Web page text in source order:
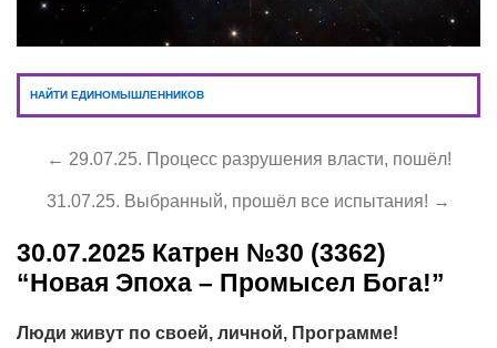
НАЙТИ ЕДИНОМЫШЛЕННИКОВ
← 29.07.25. Процесс разрушения власти, пошёл!
31.07.25. Выбранный, прошёл все испытания! →
30.07.2025 Катрен №30 (3362)
“Новая Эпоха – Промысел Бога!”
Люди живут по своей, личной, Программе!